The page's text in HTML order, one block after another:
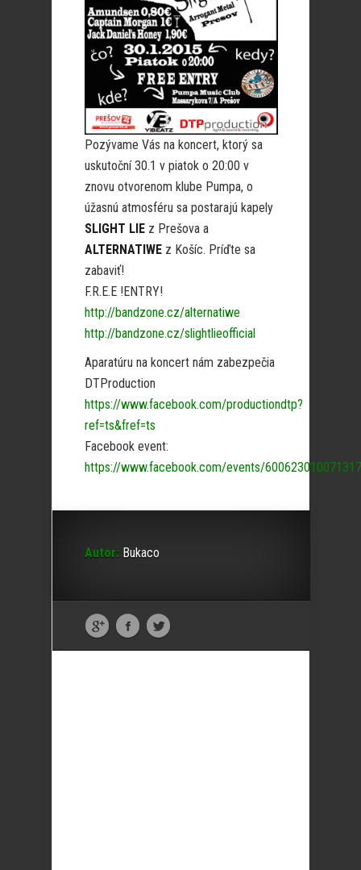
Pozývame Vás na koncert, ktorý sa
uskutoční 30.1 v piatok o 20:00 v
znovu otvorenom klube Pumpa, o
úžasnú atmosféru sa postarajú kapely
SLIGHT LIE z Prešova a
ALTERNATIWE z Košíc. Príďte sa
zabaviť!
F.R.E.E !ENTRY!
http://bandzone.cz/alternatiwe
http://bandzone.cz/slightlieofficial
Aparatúru na koncert nám zabezpečia
DTProduction
https://www.facebook.com/productiondtp?
ref=ts&fref=ts
Facebook event:
https://www.facebook.com/events/
Autor: Bukaco